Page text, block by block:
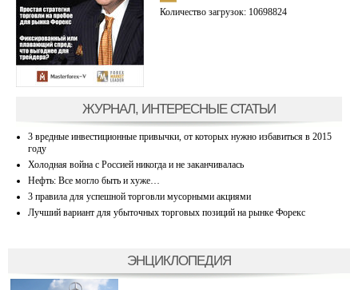
Количество загрузок: 10698824
ЖУРНАЛ, ИНТЕРЕСНЫЕ СТАТЬИ
3 вредные инвестиционные привычки, от которых нужно избавиться в 2015
году
Холодная война с Россией никогда и не заканчивалась
Нефть: Все могло быть и хуже…
3 правила для успешной торговли мусорными акциями
Лучший вариант для убыточных торговых позиций на рынке Форекс
ЭНЦИКЛОПЕДИЯ